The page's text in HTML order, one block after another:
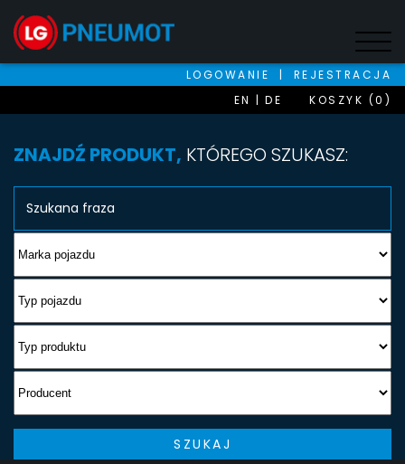
LOGOWANIE |
REJESTRACJA
EN
DE KOSZYK (0)
ZNAJDŹ PRODUKT, KTÓREGO SZUKASZ:
SZUKAJ